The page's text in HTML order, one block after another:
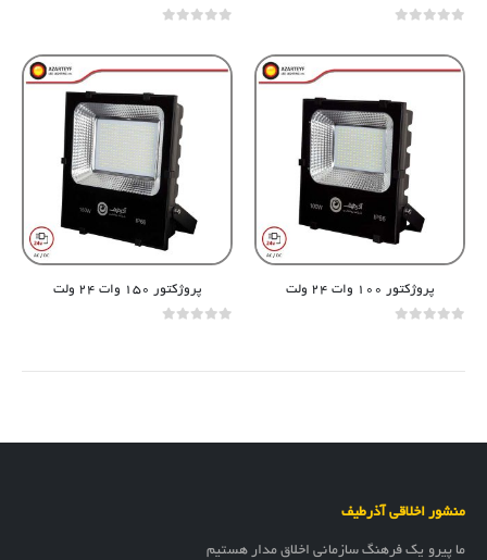
پروژکتور ۱۰۰ وات ۲۴ ولت پروژکتور ۱۵۰ وات ۲۴ ولت
منشور اخلاقی آذرطیف
ما پیرو یک فرهنگ سازمانی اخلاق مدار هستیم